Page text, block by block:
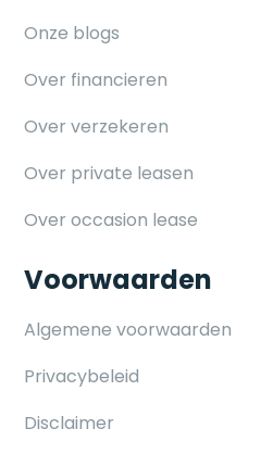
Onze blogs
Over financieren
Over verzekeren
Over private leasen
Over occasion lease
Voorwaarden
Algemene voorwaarden
Privacybeleid
Disclaimer